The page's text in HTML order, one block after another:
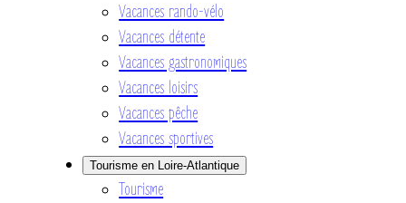
Vacances rando-vélo
Vacances détente
Vacances gastronomiques
Vacances loisirs
Vacances pêche
Vacances sportives
Tourisme en Loire-Atlantique
Tourisme